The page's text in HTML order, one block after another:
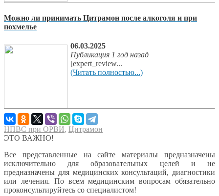
Можно ли принимать Цитрамон после алкоголя и при
похмелье
06.03.2025
Публикация 1 год назад
[expert_review...
(Читать полностью...)
НПВС при ОРВИ, Цитрамон
ЭТО ВАЖНО!
Все представленные на сайте материалы предназначены
исключительно для образовательных целей и не
предназначены для медицинских консультаций, диагностики
или лечения. По всем медицинским вопросам обязательно
проконсультируйтесь со специалистом!